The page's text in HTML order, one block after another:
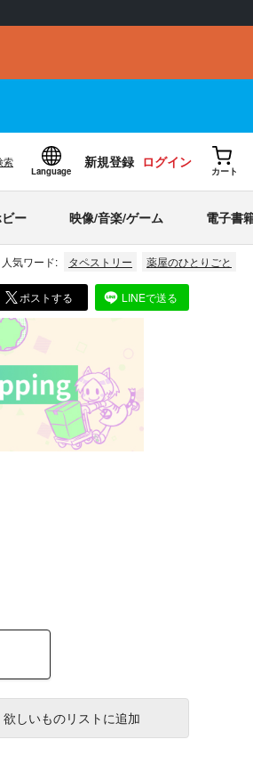
索
Language
新規登録 ログイン
カート
ー 映像/音楽/ゲーム 電子書
人気ワード: タペストリー 薬屋のひとりごと
ポストする LINEで送る
欲しいものリストに追加